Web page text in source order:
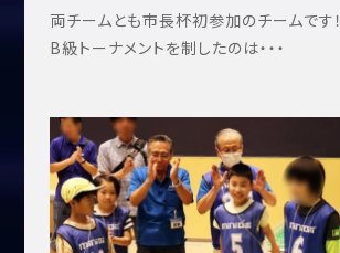
両チームとも市長杯初参加のチームです！
B級トーナメントを制したのは・・・